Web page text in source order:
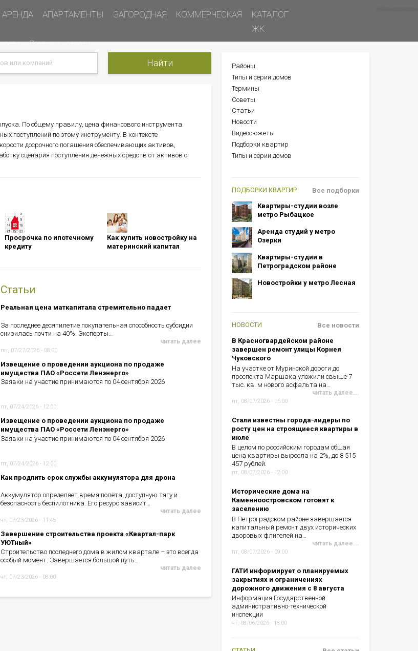
АРЕНДА АПАРТАМЕНТЫ ЗАГОРОДНАЯ КОММЕРЧЕСКАЯ
КАТАЛОГ
ЖК
Статьи и новости
По общему правилу, цена финансового инструмента
поступлений по этому инструменту. В контексте
досрочного погашения обеспечивающих активов,
сценария поступления денежных средств от активов с
Просрочка по ипотечному
кредиту
Как купить новостройку на
материнский капитал
Статьи
Реальная цена маткапитала стремительно падает
За последнее десятилетие покупательная способность субсидии
снизилась почти на 40%. Эксперты…
читать далее
пн, 07/27/2026 - 08:00
Извещение о проведении аукциона по продаже
имущества ПАО «Россети Ленэнерго»
Заявки на участие принимаются по 04 сентября 2026
пт, 07/24/2026 - 12:00
Извещение о проведении аукциона по продаже
имущества ПАО «Россети Ленэнерго»
Заявки на участие принимаются по 04 сентября 2026
пт, 07/24/2026 - 12:00
Как продлить срок службы аккумулятора для дрона
Аккумулятор определяет время полёта, доступную тягу и
безопасность беспилотника. Его ресурс зависит…
читать далее
чт, 07/23/2026 - 11:45
Завершение строительства проекта «Квартал-парк
УЮТный»
Строительство последнего дома в жилом квартале – это всегда
особый момент. Завершается большой путь…
читать далее
чт, 07/23/2026 - 08:00
БОКОВОЕ
МЕНЮ
Районы
Типы и серии домов
Термины
Советы
Статьи
Новости
Видеосюжеты
Подборки квартир
Типы и серии домов
ПОДБОРКИ КВАРТИР
Квартиры-студии возле
метро Рыбацкое
Аренда студий у метро
Озерки
Квартиры-студии в
Петроградском районе
Новостройки у метро Лесная
Все подборки
НОВОСТИ
В Красногвардейском районе
завершен ремонт улицы Корнея
Чуковского
На участке от Муринской дороги до
проспекта Маршака уложили свыше 7
тыс. кв. м нового асфальта на…
читать далее...
пт, 08/07/2026 - 15:00
Стали известны города-лидеры по
росту цен на строящиеся квартиры в
июле
В целом по российским городам общая
цена квартиры выросла на 2%, до 8 515
457 рублей.
пт, 08/07/2026 - 12:00
Исторические дома на
Каменноостровском готовят к
заселению
В Петроградском районе завершается
капитальный ремонт двух исторических
дворовых флигелей на…
читать далее...
пт, 08/07/2026 - 09:00
ГАТИ информирует о планируемых
закрытиях и ограничениях
дорожного движения с 8 августа
Информация Государственной
административно-технической
инспекции
чт, 08/06/2026 - 18:00
Все новости